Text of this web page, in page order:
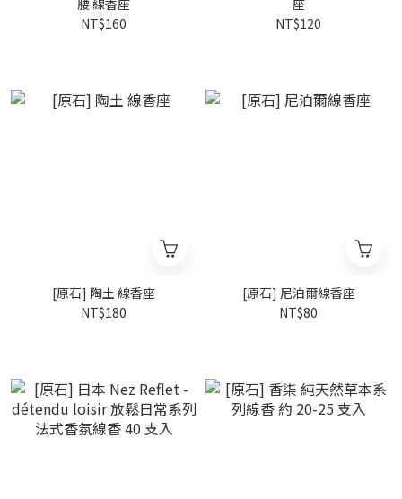
腰 線香座
NT$160
座
NT$120
[原石] 陶土 線香座
NT$180
[原石] 尼泊爾線香座
NT$80